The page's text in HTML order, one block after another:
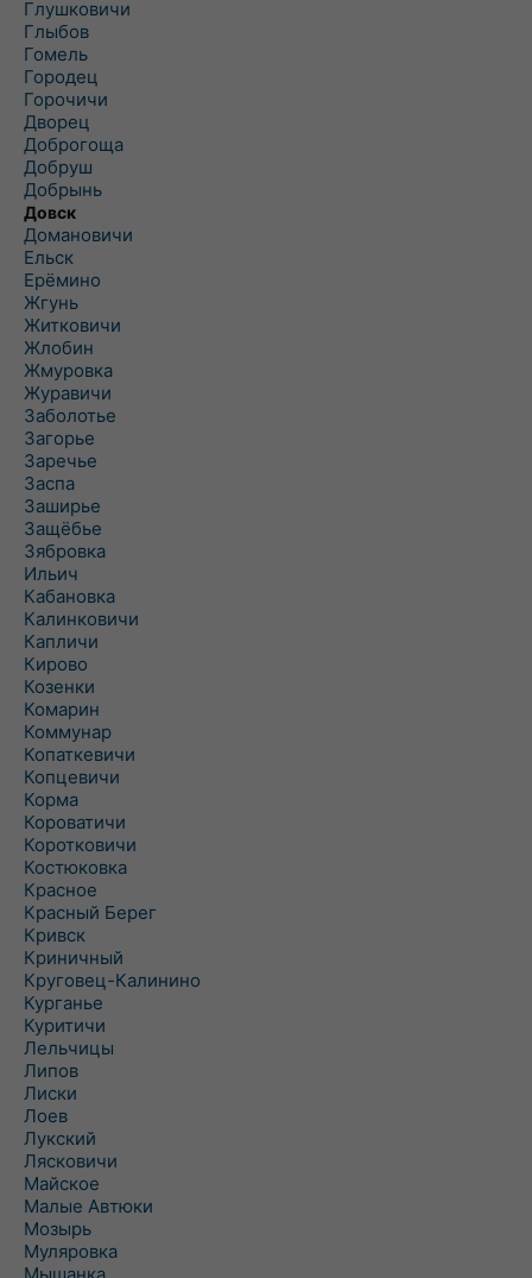
Глушковичи
Глыбов
Гомель
Городец
Горочичи
Дворец
Доброгоща
Добруш
Добрынь
Довск
Домановичи
Ельск
Ерёмино
Жгунь
Житковичи
Жлобин
Жмуровка
Журавичи
Заболотье
Загорье
Заречье
Заспа
Заширье
Защёбье
Зябровка
Ильич
Кабановка
Калинковичи
Капличи
Кирово
Козенки
Комарин
Коммунар
Копаткевичи
Копцевичи
Корма
Короватичи
Коротковичи
Костюковка
Красное
Красный Берег
Кривск
Криничный
Круговец-Калинино
Курганье
Куритичи
Лельчицы
Липов
Лиски
Лоев
Лукский
Лясковичи
Майское
Малые Автюки
Мозырь
Муляровка